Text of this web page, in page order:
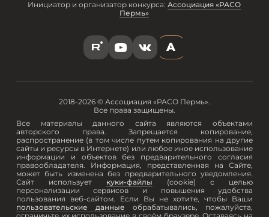
Инициатор и организатор конкурса:Ассоциация «РАСО
Пермь»
R Y V A
2018-2026 © Ассоциация «РАСО Пермь».
Все права защищены.
Все материалы данного сайта являются объектами
авторского права. Запрещается копирование,
распространение (в том числе путем копирования на другие
сайты и ресурсы в Интернете) или любое иное использование
информации и объектов без предварительного согласия
правообладателя. Информация, представленная на Сайте,
может быть изменена без предварительного уведомления.
Сайт использует куки-файлы (cookie) с целью
персонализации сервисов и повышения удобства
пользования веб-сайтом. Если Вы не хотите, чтобы Ваши
пользовательские данные обрабатывались, пожалуйста,